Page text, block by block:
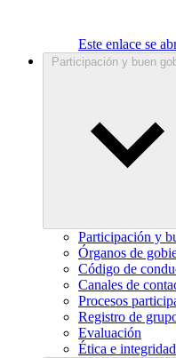
Este enlace se
Participación y buen
Participación y
Órganos de
Código de
Canales de
Procesos
Registro de
Evaluación
Ética e integridad